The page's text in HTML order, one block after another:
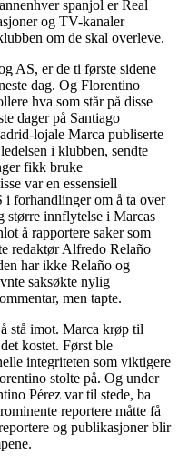
spanjol er Real
og TV-kanaler
om de skal overleve.
AS, er de ti første sidene
dag. Og Florentino
hva som står på disse
dager på Santiago
lojale Marca publiserte
i klubben, sendte
fikk bruke
var en essensiell
i forhandlinger om å ta over
større innflytelse i Marcas
å rapportere saker som
redaktør Alfredo Relaño
har ikke Relaño og
saksøkte nylig
men tapte.
stå imot. Marca krøp til
kostet. Først ble
integriteten som viktigere
stolte på. Og under
Pérez var til stede, ba
reportere måtte få
og publikasjoner blir